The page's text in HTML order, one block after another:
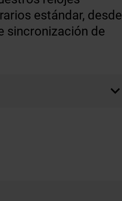
estándar, desde
sincronización de